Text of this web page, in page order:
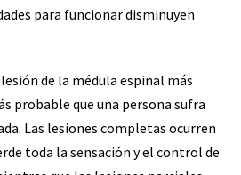
para funcionar disminuyen
de la médula espinal más
probable que una persona sufra
Las lesiones completas ocurren
toda la sensación y el control de